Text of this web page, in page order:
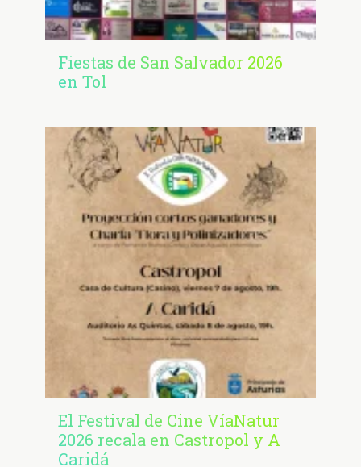
Fiestas de San Salvador 2026
en Tol
El Festival de Cine VíaNatur
2026 recala en Castropol y A
Caridá